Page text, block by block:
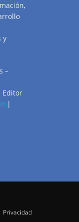
y
–
Editor
|
Privacidad